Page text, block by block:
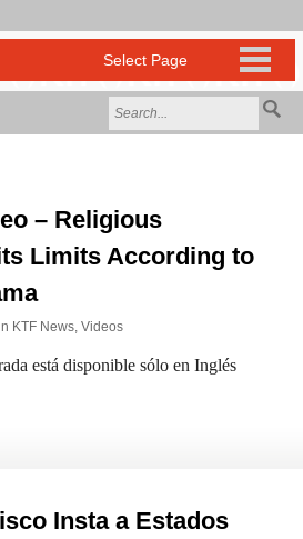
– Religious
Limits According to
KTF News, Videos
está disponible sólo en Inglés
Insta a Estados